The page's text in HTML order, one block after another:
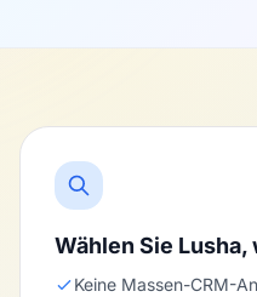
Wählen Sie
Keine Massen-CRM-